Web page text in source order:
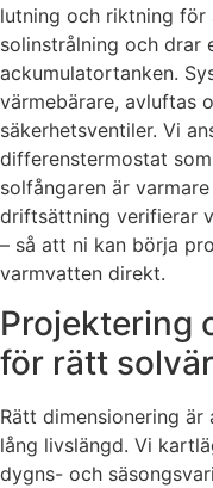
lutning och riktning för
solinstrålning och drar
ackumulatortanken.
värmebärare, avluftas
säkerhetsventiler. Vi
differenstermostat
solfångaren är
driftsättning verifierar
– så att ni kan börja
varmvatten direkt.
Projektering
för rätt
Rätt dimensionering
lång livslängd. Vi
dygns- och